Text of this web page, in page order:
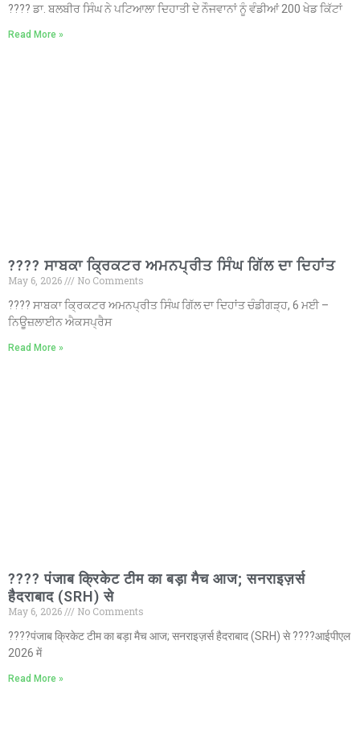
???? ਡਾ. ਬਲਬੀਰ ਸਿੰਘ ਨੇ ਪਟਿਆਲਾ ਦਿਹਾਤੀ ਦੇ ਨੌਜਵਾਨਾਂ ਨੂੰ ਵੰਡੀਆਂ 200 ਖੇਡ ਕਿੱਟਾਂ
Read More »
???? ਸਾਬਕਾ ਕ੍ਰਿਕਟਰ ਅਮਨਪ੍ਰੀਤ ਸਿੰਘ ਗਿੱਲ ਦਾ ਦਿਹਾਂਤ
May 6, 2026
No Comments
???? ਸਾਬਕਾ ਕ੍ਰਿਕਟਰ ਅਮਨਪ੍ਰੀਤ ਸਿੰਘ ਗਿੱਲ ਦਾ ਦਿਹਾਂਤ ਚੰਡੀਗੜ੍ਹ, 6 ਮਈ –
ਨਿਊਜ਼ਲਾਈਨ ਐਕਸਪ੍ਰੈਸ
Read More »
???? पंजाब क्रिकेट टीम का बड़ा मैच आज; सनराइज़र्स
हैदराबाद (SRH) से
May 6, 2026
No Comments
????पंजाब क्रिकेट टीम का बड़ा मैच आज; सनराइज़र्स हैदराबाद (SRH) से ????आईपीएल
2026 में
Read More »